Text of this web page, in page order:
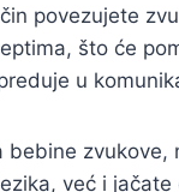
povezujete
što će
u
bebine zvukove,
već i jačate